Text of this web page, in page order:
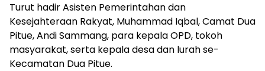
Turut hadir Asisten Pemerintahan dan
Kesejahteraan Rakyat, Muhammad Iqbal, Camat Dua
Pitue, Andi Sammang, para kepala OPD, tokoh
masyarakat, serta kepala desa dan lurah se-
Kecamatan Dua Pitue.